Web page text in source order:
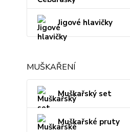
Jigové hlavičky
MUŠKAŘENÍ
Muškařský set
Muškařské pruty